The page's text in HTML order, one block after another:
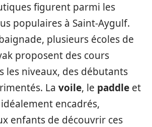
figurent parmi les
populaires à Saint-Aygulf.
plusieurs écoles de
proposent des cours
les niveaux, des débutants
La voile, le paddle et
encadrés,
enfants de découvrir ces